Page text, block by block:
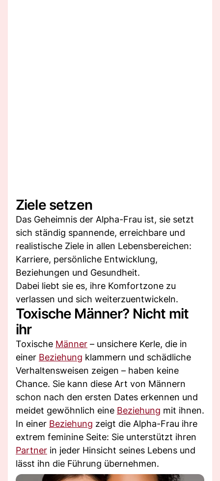
Ziele setzen
Das Geheimnis der Alpha-Frau ist, sie setzt
sich ständig spannende, erreichbare und
realistische Ziele in allen Lebensbereichen:
Karriere, persönliche Entwicklung,
Beziehungen und Gesundheit.
Dabei liebt sie es, ihre Komfortzone zu
verlassen und sich weiterzuentwickeln.
Toxische Männer? Nicht mit
ihr
Toxische Männer – unsichere Kerle, die in
einer Beziehung klammern und schädliche
Verhaltensweisen zeigen – haben keine
Chance. Sie kann diese Art von Männern
schon nach den ersten Dates erkennen und
meidet gewöhnlich eine Beziehung mit ihnen.
In einer Beziehung zeigt die Alpha-Frau ihre
extrem feminine Seite: Sie unterstützt ihren
Partner in jeder Hinsicht seines Lebens und
lässt ihn die Führung übernehmen.